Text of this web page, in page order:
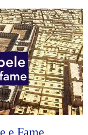
e Fame